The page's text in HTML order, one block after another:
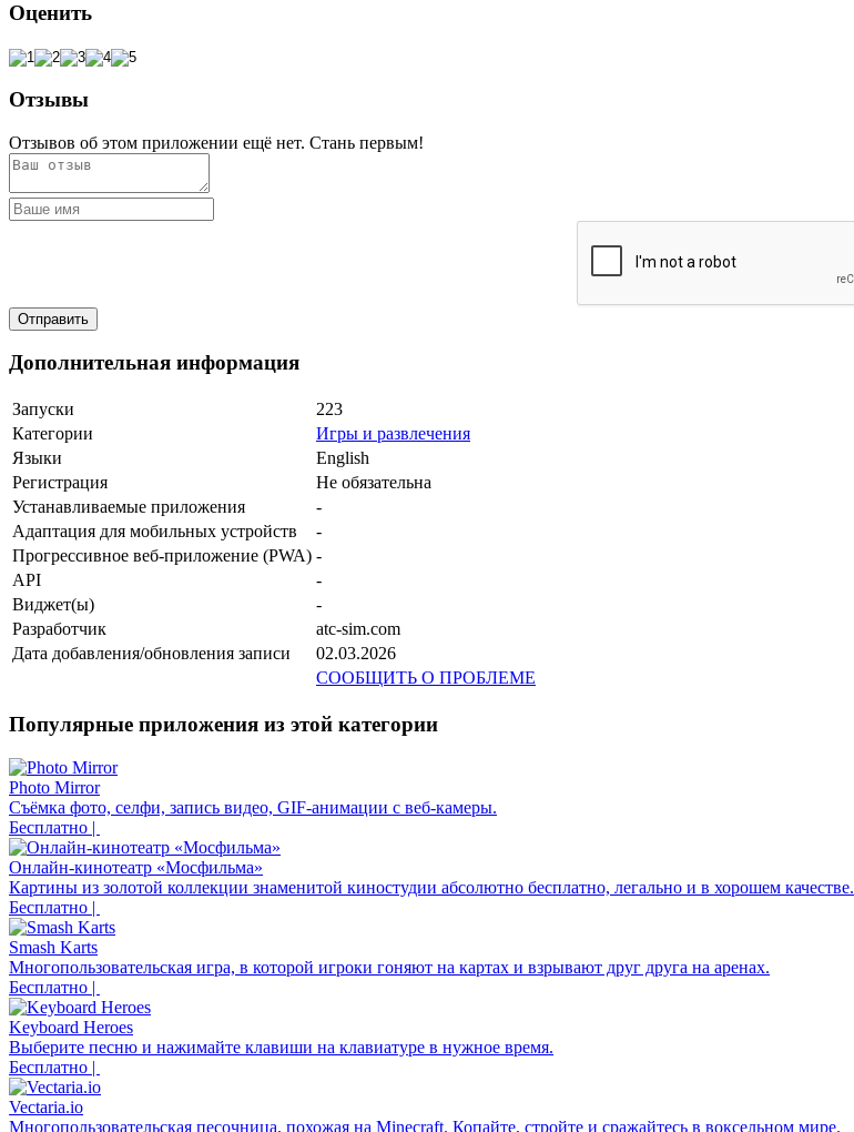
Оценить
Отзывы
Отзывов об этом приложении ещё нет. Стань первым!
Дополнительная информация
Запуски
223
Категории
Игры и развлечения
Языки
English
Регистрация
Не обязательна
Устанавливаемые приложения
-
Адаптация для мобильных устройств
-
Прогрессивное веб-приложение (PWA) -
API
-
Виджет(ы)
-
Разработчик
atc-sim.com
Дата добавления/обновления записи
02.03.2026
СООБЩИТЬ О ПРОБЛЕМЕ
Популярные приложения из этой категории
Photo Mirror
Съёмка фото, селфи, запись видео, GIF-анимации с веб-камеры.
Бесплатно |
Онлайн-кинотеатр «Мосфильма»
Картины из золотой коллекции знаменитой киностудии абсолютно бесплатно, легально и в хорошем качестве.
Бесплатно |
Smash Karts
Многопользовательская игра, в которой игроки гоняют на картах и взрывают друг друга на аренах.
Бесплатно |
Keyboard Heroes
Выберите песню и нажимайте клавиши на клавиатуре в нужное время.
Бесплатно |
Vectaria.io
Многопользовательская песочница, похожая на Minecraft. Копайте, стройте и сражайтесь в воксельном мире.